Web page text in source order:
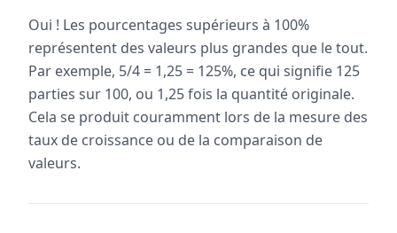
Oui ! Les pourcentages supérieurs à 100%
représentent des valeurs plus grandes que le tout.
Par exemple, 5/4 = 1,25 = 125%, ce qui signifie 125
parties sur 100, ou 1,25 fois la quantité originale.
Cela se produit couramment lors de la mesure des
taux de croissance ou de la comparaison de
valeurs.